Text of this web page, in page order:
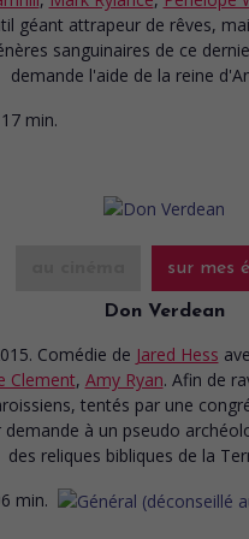
géant attrapeur de rêves,
sanguinaires de ce
demande l'aide de la reine
min.
sur mes
Don Verdean
Comédie de Jared Hess
Clement, Amy Ryan. Afin de
tentés par une
demande à un pseudo
des reliques bibliques de la
min.